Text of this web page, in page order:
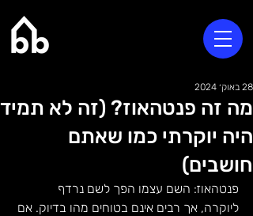
מה זה פנטהאוז? (זה לא תמיד
היה יוקרתי כמו שאתם
חושבים)
28 באוק׳ 2024
פנטהאוז: השם עצמו הפך לשם נרדף
ליוקרה, אך רבים אינם בטוחים מהו בדיוק. אם